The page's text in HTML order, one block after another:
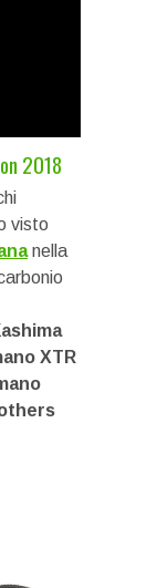
2018
visto
nella
XTR